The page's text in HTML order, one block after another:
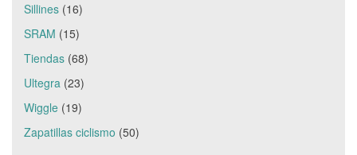
Sillines (16)
SRAM (15)
Tiendas (68)
Ultegra (23)
Wiggle (19)
Zapatillas ciclismo (50)